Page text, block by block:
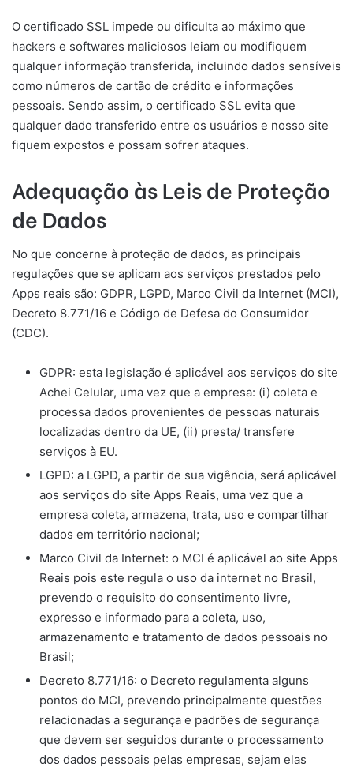
O certificado SSL impede ou dificulta ao máximo que
hackers e softwares maliciosos leiam ou modifiquem
qualquer informação transferida, incluindo dados sensíveis
como números de cartão de crédito e informações
pessoais. Sendo assim, o certificado SSL evita que
qualquer dado transferido entre os usuários e nosso site
fiquem expostos e possam sofrer ataques.
Adequação às Leis de Proteção
de Dados
No que concerne à proteção de dados, as principais
regulações que se aplicam aos serviços prestados pelo
Apps reais são: GDPR, LGPD, Marco Civil da Internet (MCI),
Decreto 8.771/16 e Código de Defesa do Consumidor
(CDC).
GDPR: esta legislação é aplicável aos serviços do site
Achei Celular, uma vez que a empresa: (i) coleta e
processa dados provenientes de pessoas naturais
localizadas dentro da UE, (ii) presta/ transfere
serviços à EU.
LGPD: a LGPD, a partir de sua vigência, será aplicável
aos serviços do site Apps Reais, uma vez que a
empresa coleta, armazena, trata, uso e compartilhar
dados em território nacional;
Marco Civil da Internet: o MCI é aplicável ao site Apps
Reais pois este regula o uso da internet no Brasil,
prevendo o requisito do consentimento livre,
expresso e informado para a coleta, uso,
armazenamento e tratamento de dados pessoais no
Brasil;
Decreto 8.771/16: o Decreto regulamenta alguns
pontos do MCI, prevendo principalmente questões
relacionadas a segurança e padrões de segurança
que devem ser seguidos durante o processamento
dos dados pessoais pelas empresas, sejam elas